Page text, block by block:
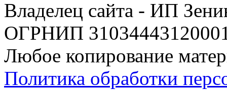
Владелец сайта - ИП
ОГРНИП
Любое копирование
Политика обработки